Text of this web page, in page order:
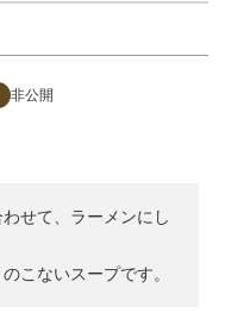
非公開
せて、ラーメンにし
こないスープです。